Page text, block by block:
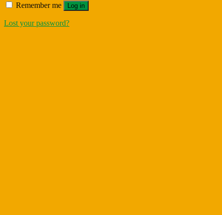
Remember me Log in
Lost your password?